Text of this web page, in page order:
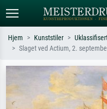
Søk etter kunstner, tittel eller stil – for
eksempel Monet, Stjernenatt,
impresjonisme, Hokusai-bølgen, akt.
Hjem Kunststiler
Slaget ved Actium, 2.